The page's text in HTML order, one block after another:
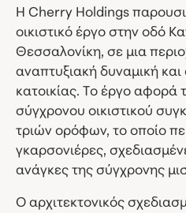
Η Cherry Holdings
οικιστικό έργο στην οδό
Θεσσαλονίκη, σε μια
αναπτυξιακή δυναμική
κατοικίας. Το έργο αφορά
σύγχρονου οικιστικού
τριών ορόφων, το οποίο
γκαρσονιέρες,
ανάγκες της σύγχρονης
Ο αρχιτεκτονικός